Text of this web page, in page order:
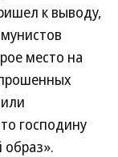
к выводу,
место на
господину
образ».